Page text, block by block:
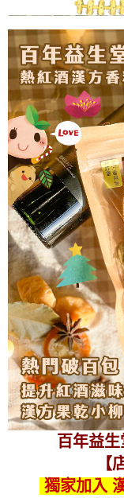
百年益
【
獨家加入